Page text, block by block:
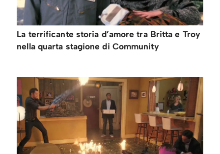
La terrificante storia d’amore tra Britta e Troy
nella quarta stagione di Community